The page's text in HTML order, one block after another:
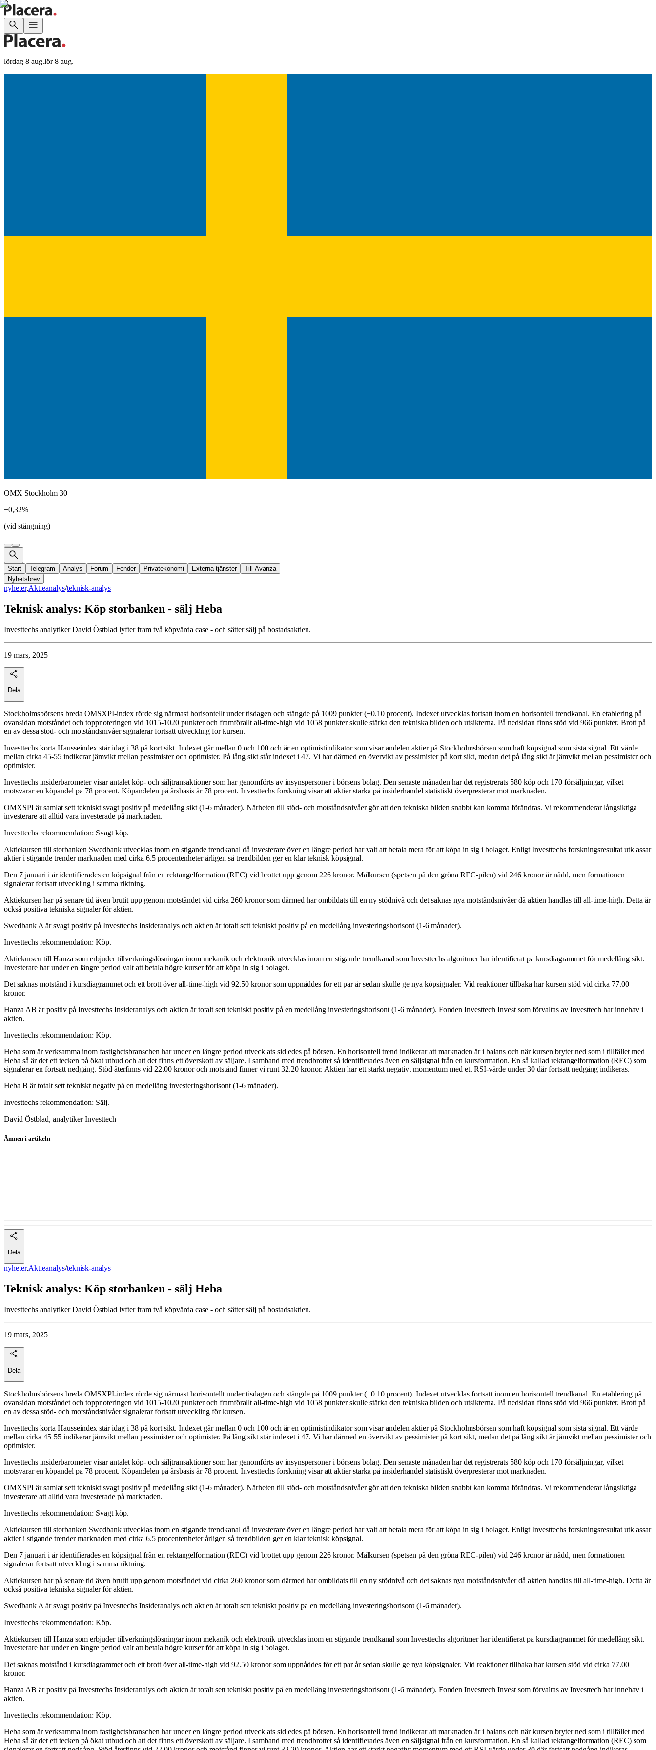
lördag 8 aug.lör 8 aug.
OMX Stockholm 30
−0,32%
(vid stängning)
Start Telegram Analys Forum Fonder Privatekonomi Externa tjänster
Till Avanza
Nyhetsbrev
nyheter,Aktieanalys/teknisk-analys
Teknisk analys: Köp storbanken - sälj Heba
Investtechs analytiker David Östblad lyfter fram två köpvärda case - och sätter sälj på bostadsaktien.
19 mars, 2025
Dela
Stockholmsbörsens breda OMSXPI-index rörde sig närmast horisontellt under tisdagen och stängde på 1009 punkter (+0.10 procent). Indexet utvecklas fortsatt inom en horisontell trendkanal. En etablering på
ovansidan motståndet och toppnoteringen vid 1015-1020 punkter och framförallt all-time-high vid 1058 punkter skulle stärka den tekniska bilden och utsikterna. På nedsidan finns stöd vid 966 punkter. Brott på
en av dessa stöd- och motståndsnivåer signalerar fortsatt utveckling för kursen.
Investtechs korta Hausseindex står idag i 38 på kort sikt. Indexet går mellan 0 och 100 och är en optimistindikator som visar andelen aktier på Stockholmsbörsen som haft köpsignal som sista signal. Ett värde
mellan cirka 45-55 indikerar jämvikt mellan pessimister och optimister. På lång sikt står indexet i 47. Vi har därmed en övervikt av pessimister på kort sikt, medan det på lång sikt är jämvikt mellan pessimister och
optimister.
Investtechs insiderbarometer visar antalet köp- och säljtransaktioner som har genomförts av insynspersoner i börsens bolag. Den senaste månaden har det registrerats 580 köp och 170 försäljningar, vilket
motsvarar en köpandel på 78 procent. Köpandelen på årsbasis är 78 procent. Investtechs forskning visar att aktier starka på insiderhandel statistiskt överpresterar mot marknaden.
OMXSPI är samlat sett tekniskt svagt positiv på medellång sikt (1-6 månader). Närheten till stöd- och motståndsnivåer gör att den tekniska bilden snabbt kan komma förändras. Vi rekommenderar långsiktiga
investerare att alltid vara investerade på marknaden.
Investtechs rekommendation: Svagt köp.
Aktiekursen till storbanken Swedbank utvecklas inom en stigande trendkanal då investerare över en längre period har valt att betala mera för att köpa in sig i bolaget. Enligt Investtechs forskningsresultat utklassar
aktier i stigande trender marknaden med cirka 6.5 procentenheter årligen så trendbilden ger en klar teknisk köpsignal.
Den 7 januari i år identifierades en köpsignal från en rektangelformation (REC) vid brottet upp genom 226 kronor. Målkursen (spetsen på den gröna REC-pilen) vid 246 kronor är nådd, men formationen
signalerar fortsatt utveckling i samma riktning.
Aktiekursen har på senare tid även brutit upp genom motståndet vid cirka 260 kronor som därmed har ombildats till en ny stödnivå och det saknas nya motståndsnivåer då aktien handlas till all-time-high. Detta är
också positiva tekniska signaler för aktien.
Swedbank A är svagt positiv på Investtechs Insideranalys och aktien är totalt sett tekniskt positiv på en medellång investeringshorisont (1-6 månader).
Investtechs rekommendation: Köp.
Aktiekursen till Hanza som erbjuder tillverkningslösningar inom mekanik och elektronik utvecklas inom en stigande trendkanal som Investtechs algoritmer har identifierat på kursdiagrammet för medellång sikt.
Investerare har under en längre period valt att betala högre kurser för att köpa in sig i bolaget.
Det saknas motstånd i kursdiagrammet och ett brott över all-time-high vid 92.50 kronor som uppnåddes för ett par år sedan skulle ge nya köpsignaler. Vid reaktioner tillbaka har kursen stöd vid cirka 77.00
kronor.
Hanza AB är positiv på Investtechs Insideranalys och aktien är totalt sett tekniskt positiv på en medellång investeringshorisont (1-6 månader). Fonden Investtech Invest som förvaltas av Investtech har innehav i
aktien.
Investtechs rekommendation: Köp.
Heba som är verksamma inom fastighetsbranschen har under en längre period utvecklats sidledes på börsen. En horisontell trend indikerar att marknaden är i balans och när kursen bryter ned som i tillfället med
Heba så är det ett tecken på ökat utbud och att det finns ett överskott av säljare. I samband med trendbrottet så identifierades även en säljsignal från en kursformation. En så kallad rektangelformation (REC) som
signalerar en fortsatt nedgång. Stöd återfinns vid 22.00 kronor och motstånd finner vi runt 32.20 kronor. Aktien har ett starkt negativt momentum med ett RSI-värde under 30 där fortsatt nedgång indikeras.
Heba B är totalt sett tekniskt negativ på en medellång investeringshorisont (1-6 månader).
Investtechs rekommendation: Sälj.
David Östblad, analytiker Investtech
Ämnen i artikeln
Dela
nyheter,Aktieanalys/teknisk-analys
Teknisk analys: Köp storbanken - sälj Heba
Investtechs analytiker David Östblad lyfter fram två köpvärda case - och sätter sälj på bostadsaktien.
19 mars, 2025
Dela
Stockholmsbörsens breda OMSXPI-index rörde sig närmast horisontellt under tisdagen och stängde på 1009 punkter (+0.10 procent). Indexet utvecklas fortsatt inom en horisontell trendkanal. En etablering på
ovansidan motståndet och toppnoteringen vid 1015-1020 punkter och framförallt all-time-high vid 1058 punkter skulle stärka den tekniska bilden och utsikterna. På nedsidan finns stöd vid 966 punkter. Brott på
en av dessa stöd- och motståndsnivåer signalerar fortsatt utveckling för kursen.
Investtechs korta Hausseindex står idag i 38 på kort sikt. Indexet går mellan 0 och 100 och är en optimistindikator som visar andelen aktier på Stockholmsbörsen som haft köpsignal som sista signal. Ett värde
mellan cirka 45-55 indikerar jämvikt mellan pessimister och optimister. På lång sikt står indexet i 47. Vi har därmed en övervikt av pessimister på kort sikt, medan det på lång sikt är jämvikt mellan pessimister och
optimister.
Investtechs insiderbarometer visar antalet köp- och säljtransaktioner som har genomförts av insynspersoner i börsens bolag. Den senaste månaden har det registrerats 580 köp och 170 försäljningar, vilket
motsvarar en köpandel på 78 procent. Köpandelen på årsbasis är 78 procent. Investtechs forskning visar att aktier starka på insiderhandel statistiskt överpresterar mot marknaden.
OMXSPI är samlat sett tekniskt svagt positiv på medellång sikt (1-6 månader). Närheten till stöd- och motståndsnivåer gör att den tekniska bilden snabbt kan komma förändras. Vi rekommenderar långsiktiga
investerare att alltid vara investerade på marknaden.
Investtechs rekommendation: Svagt köp.
Aktiekursen till storbanken Swedbank utvecklas inom en stigande trendkanal då investerare över en längre period har valt att betala mera för att köpa in sig i bolaget. Enligt Investtechs forskningsresultat utklassar
aktier i stigande trender marknaden med cirka 6.5 procentenheter årligen så trendbilden ger en klar teknisk köpsignal.
Den 7 januari i år identifierades en köpsignal från en rektangelformation (REC) vid brottet upp genom 226 kronor. Målkursen (spetsen på den gröna REC-pilen) vid 246 kronor är nådd, men formationen
signalerar fortsatt utveckling i samma riktning.
Aktiekursen har på senare tid även brutit upp genom motståndet vid cirka 260 kronor som därmed har ombildats till en ny stödnivå och det saknas nya motståndsnivåer då aktien handlas till all-time-high. Detta är
också positiva tekniska signaler för aktien.
Swedbank A är svagt positiv på Investtechs Insideranalys och aktien är totalt sett tekniskt positiv på en medellång investeringshorisont (1-6 månader).
Investtechs rekommendation: Köp.
Aktiekursen till Hanza som erbjuder tillverkningslösningar inom mekanik och elektronik utvecklas inom en stigande trendkanal som Investtechs algoritmer har identifierat på kursdiagrammet för medellång sikt.
Investerare har under en längre period valt att betala högre kurser för att köpa in sig i bolaget.
Det saknas motstånd i kursdiagrammet och ett brott över all-time-high vid 92.50 kronor som uppnåddes för ett par år sedan skulle ge nya köpsignaler. Vid reaktioner tillbaka har kursen stöd vid cirka 77.00
kronor.
Hanza AB är positiv på Investtechs Insideranalys och aktien är totalt sett tekniskt positiv på en medellång investeringshorisont (1-6 månader). Fonden Investtech Invest som förvaltas av Investtech har innehav i
aktien.
Investtechs rekommendation: Köp.
Heba som är verksamma inom fastighetsbranschen har under en längre period utvecklats sidledes på börsen. En horisontell trend indikerar att marknaden är i balans och när kursen bryter ned som i tillfället med
Heba så är det ett tecken på ökat utbud och att det finns ett överskott av säljare. I samband med trendbrottet så identifierades även en säljsignal från en kursformation. En så kallad rektangelformation (REC) som